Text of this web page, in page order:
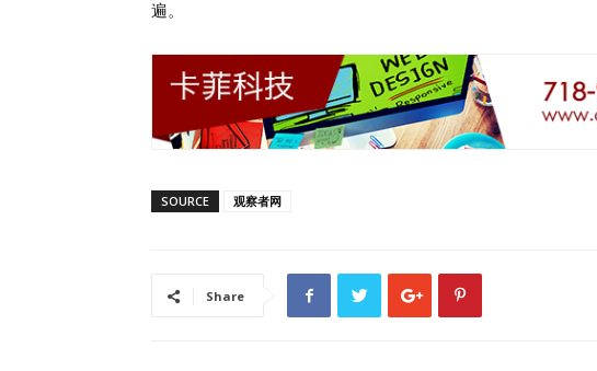
遍。
SOURCE 观察者网
Share